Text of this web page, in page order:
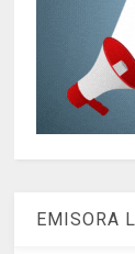
EMISORA